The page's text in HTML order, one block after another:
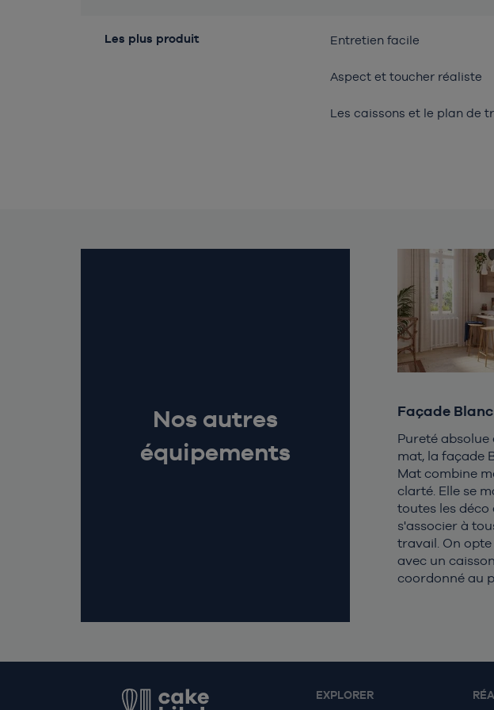
Les plus produit Entretien facile
Aspect et toucher réaliste
Les caissons et le plan de
Nos autres
équipements
Façade
Pureté
mat, la façade
Mat combine
clarté. Elle se
toutes les déco
s'associer à
travail. On
avec un
coordonné au
EXPLORER